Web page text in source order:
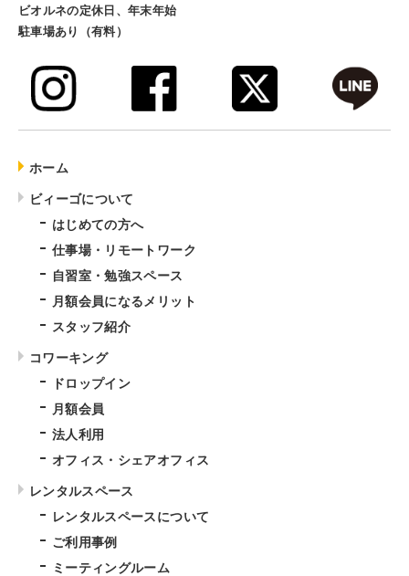
ビオルネの定休日、年末年始
駐車場あり（有料）
ホーム
ビィーゴについて
はじめての方へ
仕事場・リモートワーク
自習室・勉強スペース
月額会員になるメリット
スタッフ紹介
コワーキング
ドロップイン
月額会員
法人利用
オフィス・シェアオフィス
レンタルスペース
レンタルスペースについて
ご利用事例
ミーティングルーム